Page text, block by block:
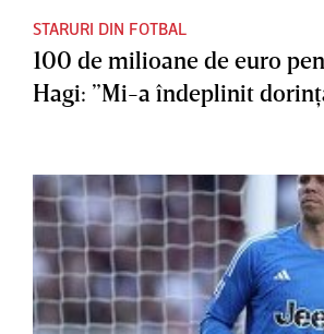
STARURI DIN FOTBAL
100 de milioane de euro
Hagi: ”Mi-a îndeplinit